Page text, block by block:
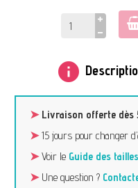
info
➤ Livraison offerte dès
➤15 jours pour changer
➤Voir le Guide des tailles
➤Une question ?